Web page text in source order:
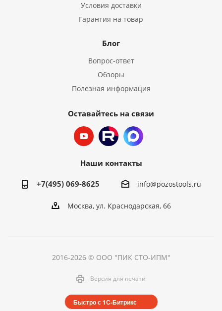
Условия доставки
Гарантия на товар
Блог
Вопрос-ответ
Обзоры
Полезная информация
Оставайтесь на связи
Наши контакты
+7(495) 069-8625 info@pozostools.ru
Москва, ул. Краснодарская, 66
2016-2026 © ООО "ПИК СТО-ИПМ"
Версия для печати
Быстро с 1С-Битрикс